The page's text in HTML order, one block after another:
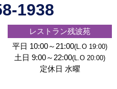
1938
レストラン残波苑
平日 10:00～21:00(L.O 19:00)
土日 9:00～22:00(L.O 20:00)
定休日 水曜